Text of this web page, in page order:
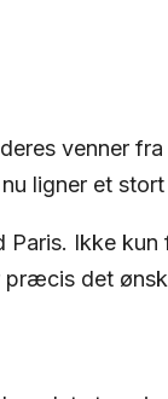
venner
ligner et
Ikke kun
præcis det